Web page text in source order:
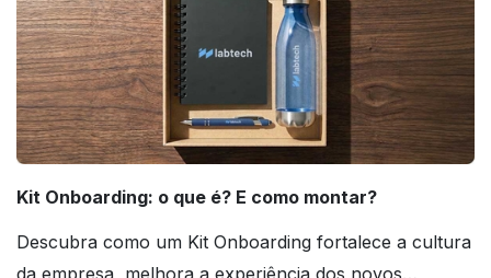
Kit Onboarding: o que é? E como montar?
Descubra como um Kit Onboarding fortalece a cultura
da empresa, melhora a experiência dos novos